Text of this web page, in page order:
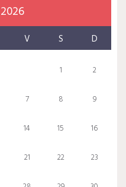
V S D
1 2
7 8 9
14 15 16
21 22 23